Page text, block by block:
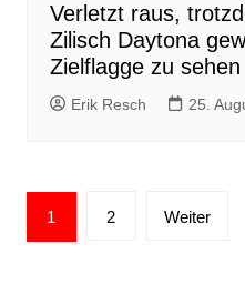
Verletzt raus,
Zilisch Daytona
Zielflagge zu sehen
Erik Resch 25.
der
1 2 Weiter